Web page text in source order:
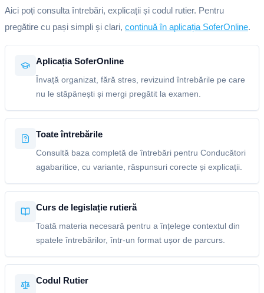
Aici poți consulta întrebări, explicații și codul rutier. Pentru
pregătire cu pași simpli și clari, continuă în aplicația SoferOnline.
Aplicația SoferOnline
Învață organizat, fără stres, revizuind întrebările pe care
nu le stăpânești și mergi pregătit la examen.
Toate întrebările
Consultă baza completă de întrebări pentru Conducători
agabaritice, cu variante, răspunsuri corecte și explicații.
Curs de legislație rutieră
Toată materia necesară pentru a înțelege contextul din
spatele întrebărilor, într-un format ușor de parcurs.
Codul Rutier